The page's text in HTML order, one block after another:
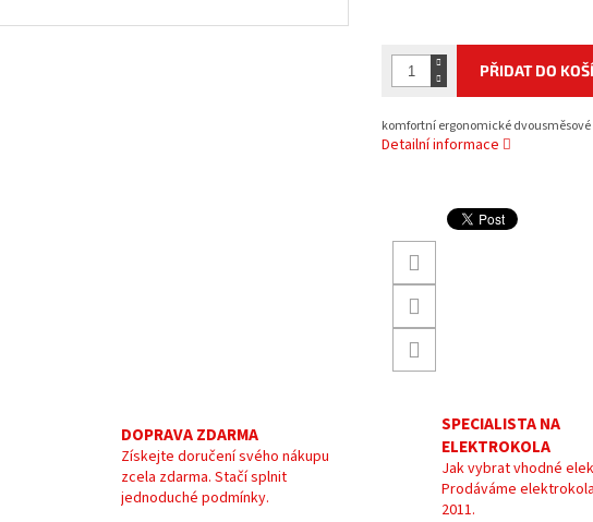
PŘIDAT DO
komfortní ergonomické
Detailní informace
DOPRAVA ZDARMA
Získejte doručení svého nákupu
zcela zdarma. Stačí splnit
jednoduché podmínky.
SPECIALISTA NA
ELEKTROKOLA
Jak vybrat vhodné
Prodáváme
2011.